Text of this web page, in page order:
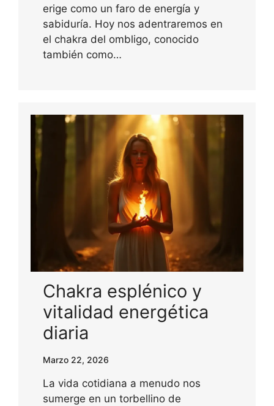
erige como un faro de energía y
sabiduría. Hoy nos adentraremos en
el chakra del ombligo, conocido
también como…
Chakra esplénico y
vitalidad energética
diaria
Marzo 22, 2026
La vida cotidiana a menudo nos
sumerge en un torbellino de